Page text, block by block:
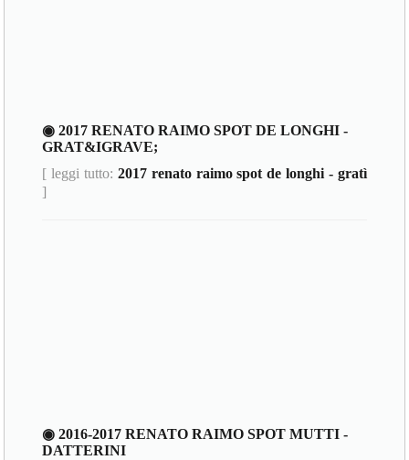
◉ 2017 RENATO RAIMO SPOT DE LONGHI -
GRAT&IGRAVE;
[ leggi tutto: 2017 renato raimo spot de longhi - gratì
]
◉ 2016-2017 RENATO RAIMO SPOT MUTTI -
DATTERINI